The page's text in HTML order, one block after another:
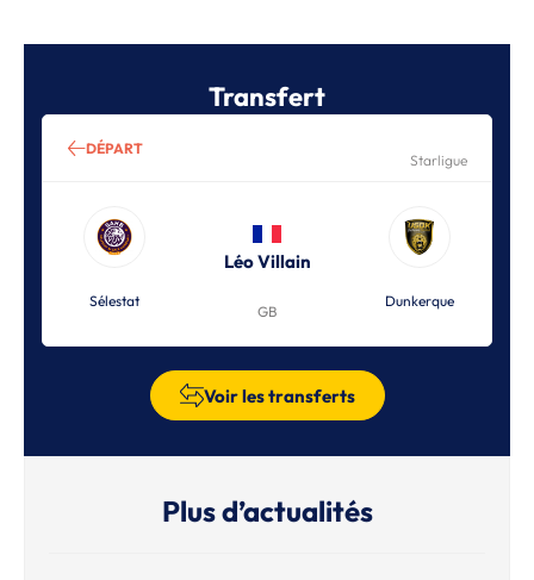
Transfert
DÉPART
Starligue
Sélestat
Léo Villain
GB
Dunkerque
Voir les transferts
Plus d’actualités